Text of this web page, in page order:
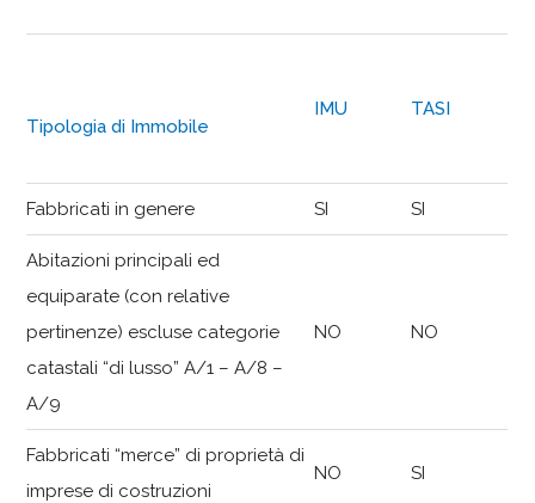
Tipologia di Immobile
IMU TASI
Fabbricati in genere SI SI
Abitazioni principali ed
equiparate (con relative
pertinenze) escluse categorie
catastali “di lusso” A/1 – A/8 –
A/9
NO NO
Fabbricati “merce” di proprietà di
imprese di costruzioni
NO SI